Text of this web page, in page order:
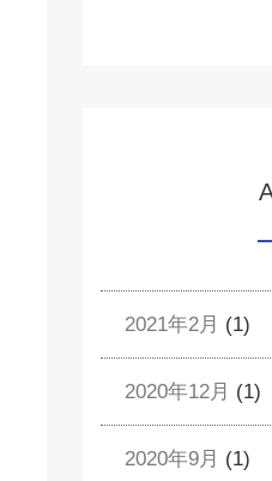
2021年2月 (1)
2020年12月 (1)
2020年9月 (1)